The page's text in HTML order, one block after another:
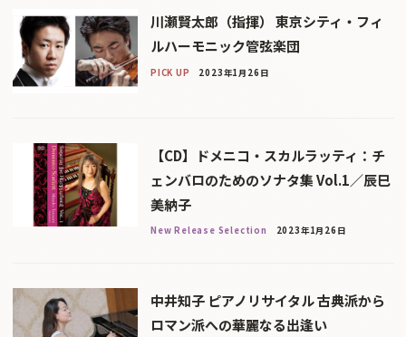
川瀬賢太郎（指揮） 東京シティ・フィ
ルハーモニック管弦楽団
PICK UP 2023年1月26日
【CD】ドメニコ・スカルラッティ：チ
ェンバロのためのソナタ集 Vol.1／辰巳
美納子
New Release Selection 2023年1月26日
中井知子 ピアノリサイタル 古典派から
ロマン派への華麗なる出逢い